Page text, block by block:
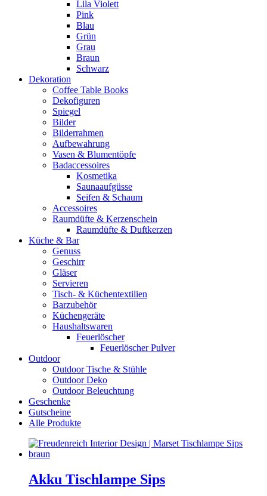
Lila Violett
Pink
Blau
Grün
Grau
Braun
Schwarz
Dekoration
Coffee Table Books
Dekofiguren
Spiegel
Bilder
Bilderrahmen
Aufbewahrung
Vasen & Blumentöpfe
Badaccessoires
Kosmetika
Saunaaufgüsse
Seifen & Schaum
Accessoires
Raumdüfte & Kerzenschein
Raumdüfte & Duftkerzen
Küche & Bar
Genuss
Geschirr
Gläser
Servieren
Tisch- & Küchentextilien
Barzubehör
Küchengeräte
Haushaltswaren
Feuerlöscher
Feuerlöscher Pulver
Outdoor
Outdoor Tische & Stühle
Outdoor Deko
Outdoor Beleuchtung
Geschenke
Gutscheine
Alle Produkte
Akku Tischlampe Sips